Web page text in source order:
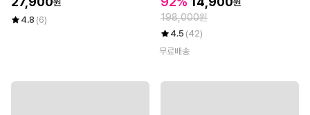
4.8 (6)
198,000원
4.5 (42)
무료배송